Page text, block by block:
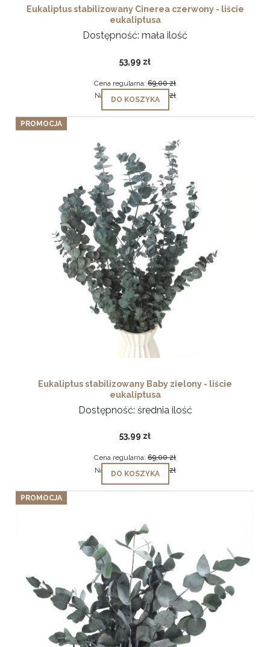
Eukaliptus stabilizowany Cinerea czerwony - liście
eukaliptusa
Dostępność: mała ilość
53,99 zł
Cena regularna: 69,00 zł
Najniższa cena:69,00 zł
DO KOSZYKA
Eukaliptus stabilizowany Baby zielony - liście
eukaliptusa
Dostępność: średnia ilość
53,99 zł
Cena regularna: 69,00 zł
Najniższa cena:69,00 zł
DO KOSZYKA
PROMOCJA
PROMOCJA